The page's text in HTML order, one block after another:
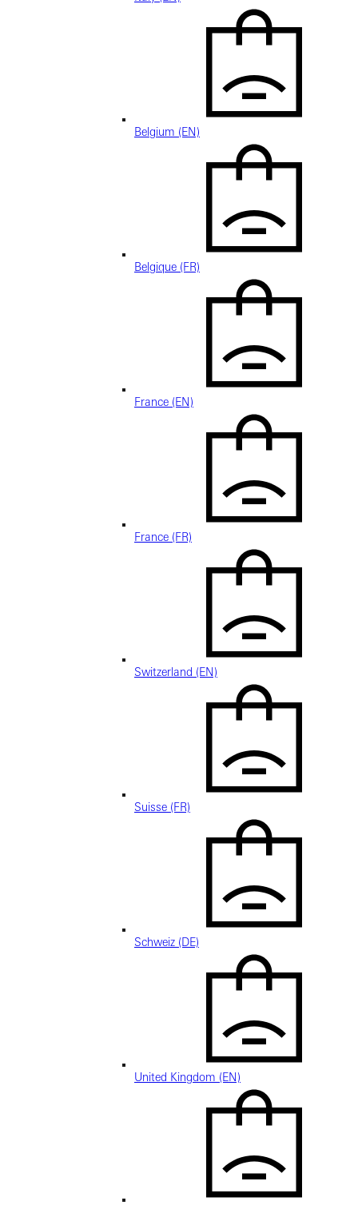
Belgium (EN)
Belgique (FR)
France (EN)
France (FR)
Switzerland (EN)
Suisse (FR)
Schweiz (DE)
United Kingdom (EN)